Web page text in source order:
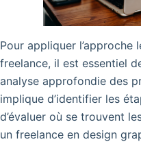
Pour appliquer l’approche
freelance, il est essentiel
analyse approfondie des
implique d’identifier les
d’évaluer où se trouvent
un freelance en design